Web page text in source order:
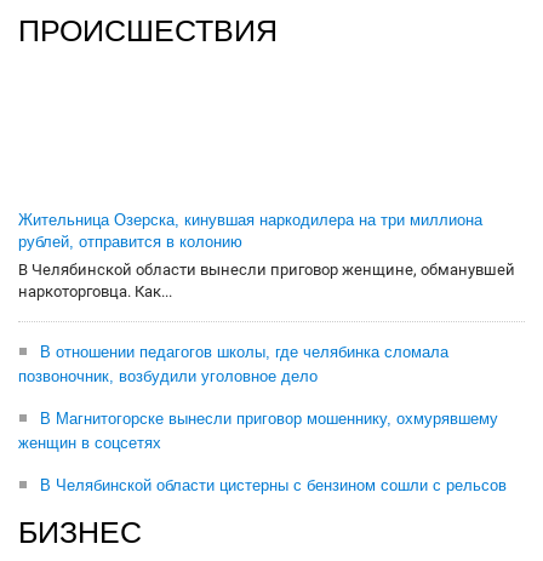
ПРОИСШЕСТВИЯ
Жительница Озерска, кинувшая наркодилера на три миллиона
рублей, отправится в колонию
В Челябинской области вынесли приговор женщине, обманувшей
наркоторговца. Как...
В отношении педагогов школы, где челябинка сломала
позвоночник, возбудили уголовное дело
В Магнитогорске вынесли приговор мошеннику, охмурявшему
женщин в соцсетях
В Челябинской области цистерны с бензином сошли с рельсов
БИЗНЕС